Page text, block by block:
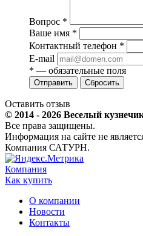
Вопрос *
Ваше имя *
Контактный телефон *
E-mail
* — обязательные поля
Сбросить
Оставить отзыв
© 2014 - 2026 Веселый
Все права защищены.
Информация на сайте не
Компания САТУРН.
Компания
Как купить
О компании
Новости
Контакты